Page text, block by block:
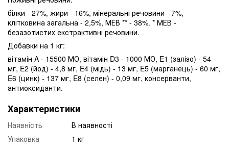
білки - 27%, жири - 16%, мінеральні речовини - 7%,
клітковина загальна - 2,5%, МЕВ ** - 38%. * МЕВ -
безазотистих екстрактивні речовини.
Добавки на 1 кг:
вітамін A - 15500 МО, вітамін D3 - 1000 МО, E1 (залізо) - 54
мг, E2 (йод) - 4,8 мг, E4 (мідь) - 13 мг, E5 (марганець) - 60 мг,
E6 (цинк) - 137 мг, E8 (селен) - 0,09 мг, консерванти,
антиоксиданти.
Характеристики
Наявність
В наявності
Упаковка
1 кг